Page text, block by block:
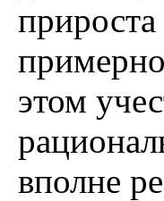
этом
вполне